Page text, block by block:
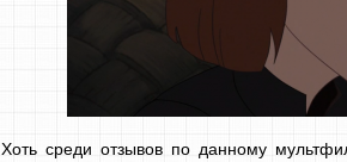
Хоть среди отзывов по данному